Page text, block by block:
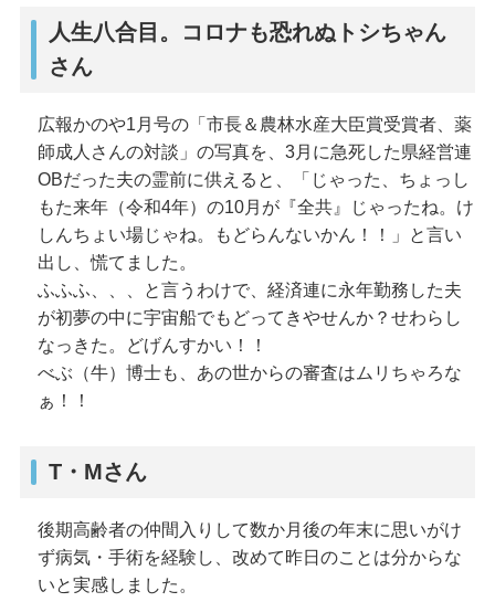
人生八合目。コロナも恐れぬトシちゃん
さん
広報かのや1月号の「市長＆農林水産大臣賞受賞者、薬
師成人さんの対談」の写真を、3月に急死した県経営連
OBだった夫の霊前に供えると、「じゃった、ちょっし
もた来年（令和4年）の10月が『全共』じゃったね。け
しんちょい場じゃね。もどらんないかん！！」と言い
出し、慌てました。
ふふふ、、、と言うわけで、経済連に永年勤務した夫
が初夢の中に宇宙船でもどってきやせんか？せわらし
なっきた。どげんすかい！！
べぶ（牛）博士も、あの世からの審査はムリちゃろな
ぁ！！
T・Mさん
後期高齢者の仲間入りして数か月後の年末に思いがけ
ず病気・手術を経験し、改めて昨日のことは分からな
いと実感しました。